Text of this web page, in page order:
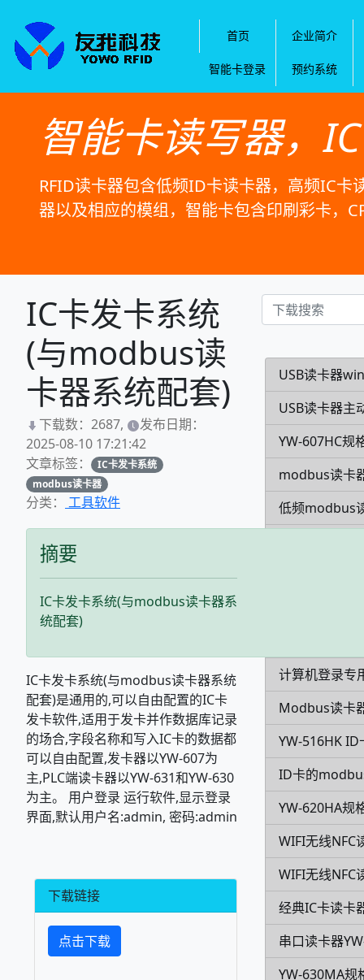
首页 企业简介
智能卡登录 预约系统
智能卡读写器，
RFID读卡器包含低频ID卡读卡器，高频IC卡
器以及相应的模组，智能卡包含印刷彩卡，
USB读卡器
USB读卡器主
YW-607HC规
modbus读卡
低频modbus
计算机登录专
Modbus读卡
YW-516HK
ID卡的
YW-620HA规
WIFI无线NFC
WIFI无线NFC
经典IC卡读卡
串口读卡器
YW-630MA规
IC卡发卡系统
(与modbus读
卡器系统配套)
下载数：2687,
发布日期：
2025-08-10 17:21:42
文章标签：
IC卡发卡系统
modbus读卡器
分类： 工具软件
摘要
IC卡发卡系统(与modbus读卡器系
统配套)
IC卡发卡系统(与modbus读卡器系统
配套)是通用的,可以自由配置的IC卡
发卡软件,适用于发卡并作数据库记录
的场合,字段名称和写入IC卡的数据都
可以自由配置,发卡器以YW-607为
主,PLC端读卡器以YW-631和YW-630
为主。 用户登录 运行软件,显示登录
界面,默认用户名:admin, 密码:admin
下载链接
点击下载